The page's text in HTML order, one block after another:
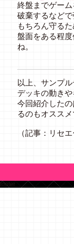
終盤までゲー
破棄するなどで
もちろん守る
盤面をある程
ね。
以上、サンプ
デッキの動き
今回紹介した
るのもオススメ
（記事：リセ
footer